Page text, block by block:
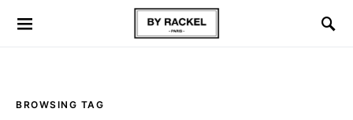
BROWSING TAG